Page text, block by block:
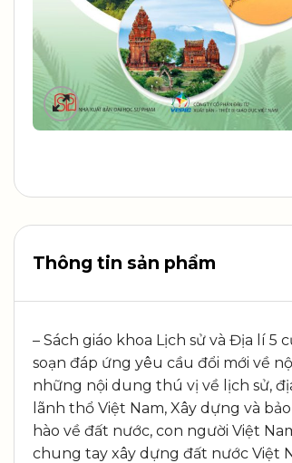
Thông tin sản phẩm
– Sách giáo khoa Lịch sử và Địa lí
soạn đáp ứng yêu cầu đổi mới về
những nội dung thú vị về lịch sử,
lãnh thổ Việt Nam, Xây dựng và
hào về đất nước, con người Việt
chung tay xây dựng đất nước Việt